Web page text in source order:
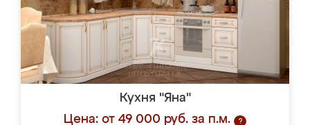
Кухня "Яна"
Цена: от 49 000 руб. за п.м.
?